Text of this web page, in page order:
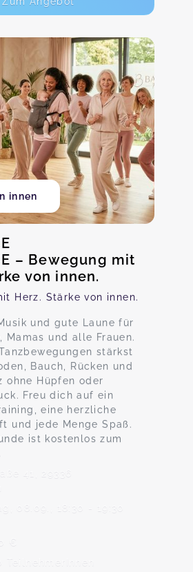
innen
– Bewegung mit
von innen.
Herz. Stärke von innen.
und gute Laune für
Mamas und alle Frauen.
stärkst
Bauch, Rücken und
ohne Hüpfen oder
Freu dich auf ein
eine herzliche
und jede Menge Spaß.
ist kostenlos zum
41, 29336
08.09., 18:30 - 19:30
€
TeilnehmerInnen